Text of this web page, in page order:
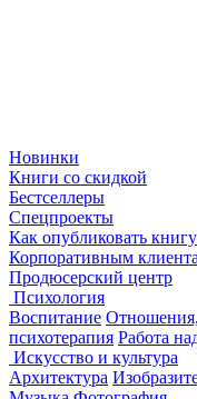
Новинки
Книги со скидкой
Бестселлеры
Спецпроекты
Как опубликовать книгу
Корпоративным
Продюсерский центр
Психология
Воспитание
психотерапия Работа
Искусство и культура
Архитектура